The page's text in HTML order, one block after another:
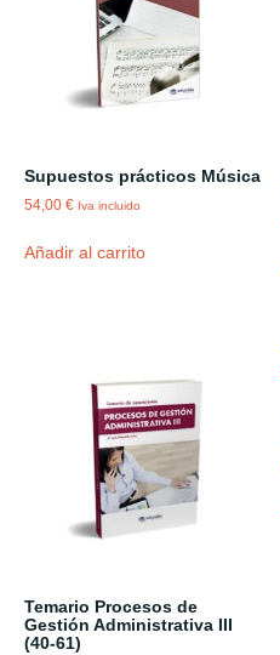
Supuestos prácticos Música
54,00 € Iva incluido
Añadir al carrito
Temario Procesos de
Gestión Administrativa III
(40-61)